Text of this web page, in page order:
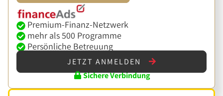
Premium-Finanz-Netzwerk
mehr als 500 Programme
Persönliche Betreuung
JETZT ANMELDEN
Sichere Verbindung